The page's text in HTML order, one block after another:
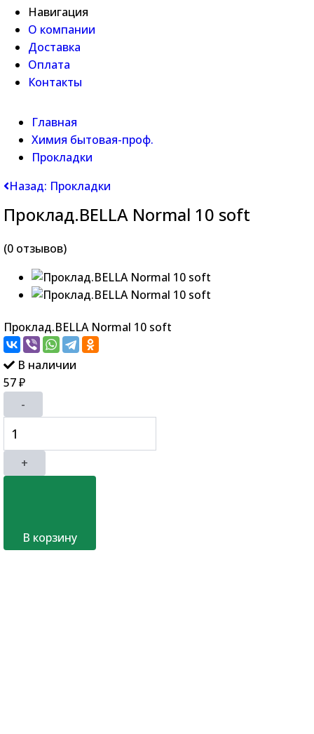
Навигация
О компании
Доставка
Оплата
Контакты
Главная
Химия бытовая-проф.
Прокладки
Назад: Прокладки
Проклад.BELLA Normal 10 soft
(0 отзывов)
Проклад.BELLA Normal 10 soft
В наличии
57 ₽
-
+
В корзину